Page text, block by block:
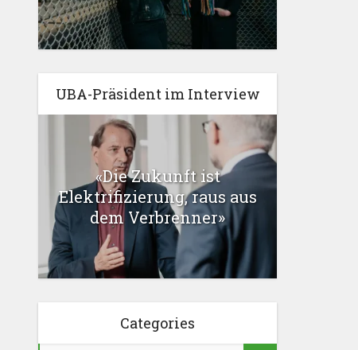
UBA-Präsident im Interview
«Die Zukunft ist
Elektrifizierung, raus aus
dem Verbrenner»
Categories